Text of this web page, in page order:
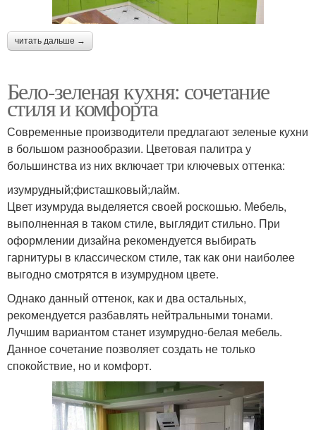
читать дальше →
Бело-зеленая кухня: сочетание
стиля и комфорта
Современные производители предлагают зеленые кухни
в большом разнообразии. Цветовая палитра у
большинства из них включает три ключевых оттенка:
изумрудный;фисташковый;лайм.
Цвет изумруда выделяется своей роскошью. Мебель,
выполненная в таком стиле, выглядит стильно. При
оформлении дизайна рекомендуется выбирать
гарнитуры в классическом стиле, так как они наиболее
выгодно смотрятся в изумрудном цвете.
Однако данный оттенок, как и два остальных,
рекомендуется разбавлять нейтральными тонами.
Лучшим вариантом станет изумрудно-белая мебель.
Данное сочетание позволяет создать не только
спокойствие, но и комфорт.